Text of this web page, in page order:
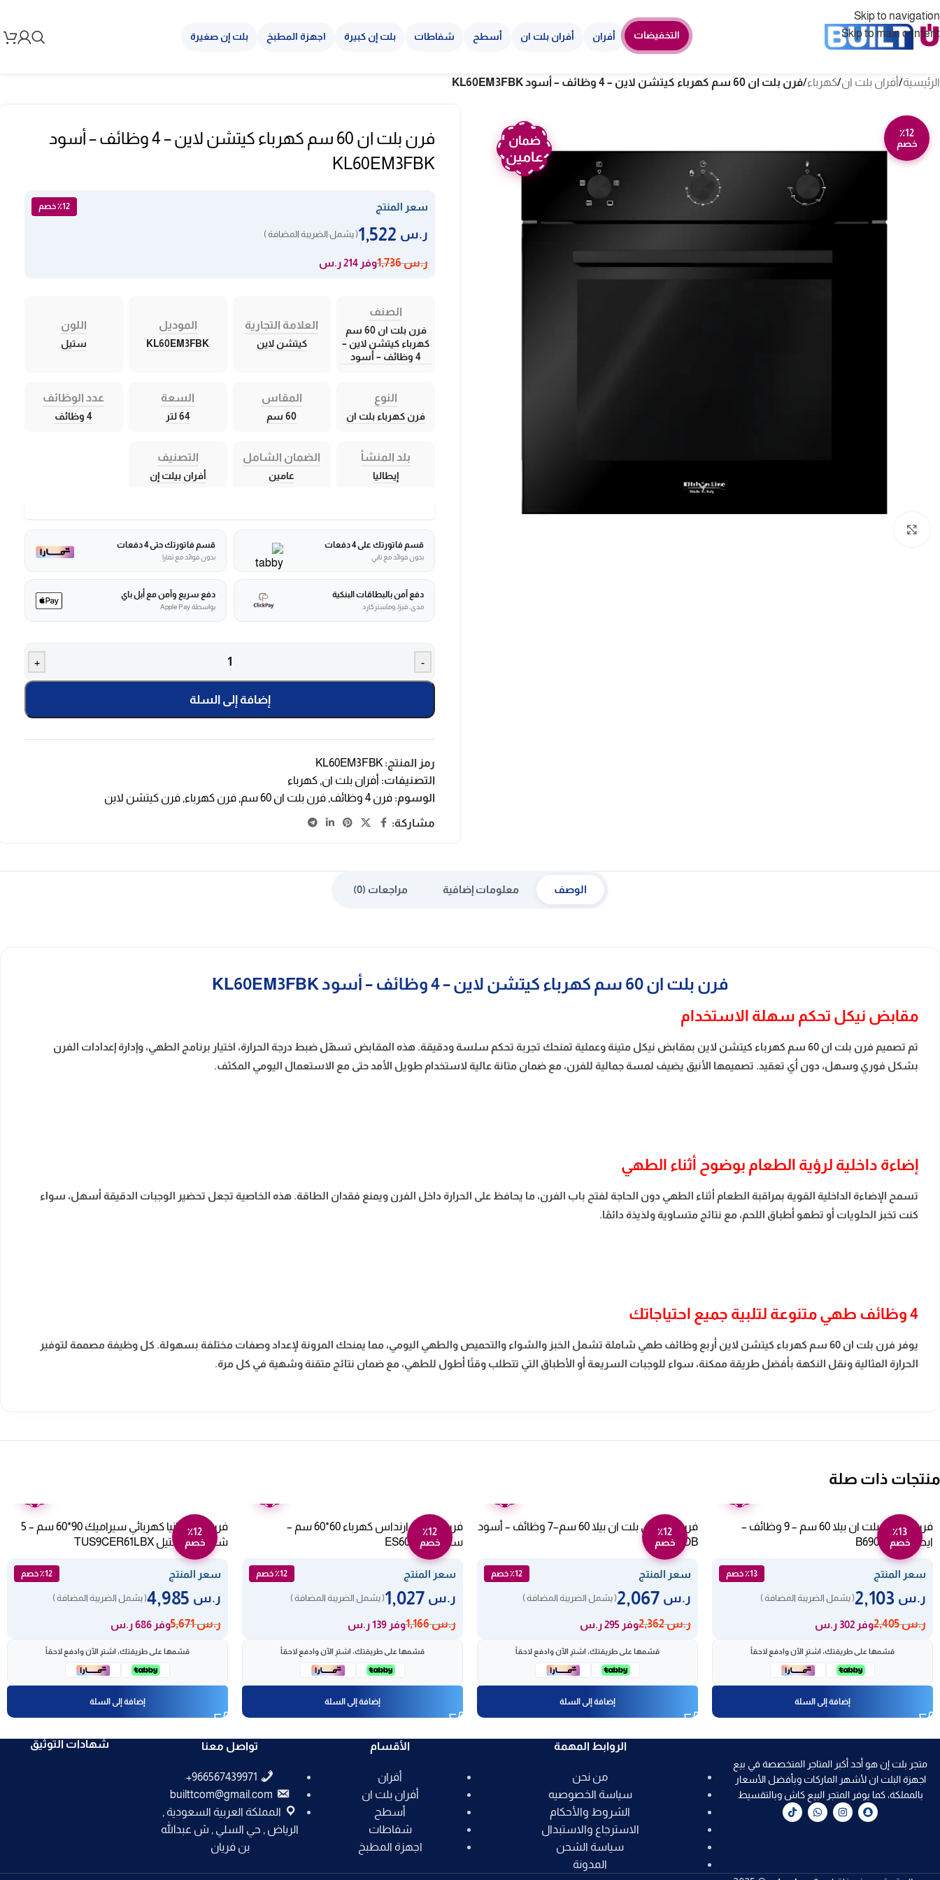
Skip to navigation
Skip to main content
التخفيضات أفران أفران بلت ان أسطح شفاطات بلت إن كبيرة اجهزة المطبخ بلت إن صغيرة
الرئيسية/أفران بلت ان/كهرباء/فرن بلت ان 60 سم كهرباء كيتشن لاين – 4 وظائف – أسود KL60EM3FBK
٪12
خصم
ضمان
عامين
فرن بلت ان 60 سم كهرباء كيتشن لاين – 4 وظائف – أسود
KL60EM3FBK
سعر المنتج ٪12 خصم
ر.س ( يشمل الضريبة المضافة )
ر.س1,736 وفر 214 ر.س
الصنف
فرن بلت ان 60 سم
كهرباء كيتشن لاين –
4 وظائف – أسود
العلامة التجارية
كيتشن لاين
الموديل
KL60EM3FBK
اللون
ستيل
النوع
فرن كهرباء بلت ان
المقاس
60 سم
السعة
64 لتر
عدد الوظائف
4 وظائف
بلد المنشأ
إيطاليا
الضمان الشامل
عامين
التصنيف
أفران بيلت إن
قسم فاتورتك على 4 دفعات
بدون فوائد مع تابي
قسم فاتورتك حتى 4 دفعات
بدون فوائد مع تمارا
دفع آمن بالبطاقات البنكية
مدى، فيزا، وماستركارد
دفع سريع وآمن مع أبل باي
بواسطة Apple Pay
-
+
إضافة إلى السلة
رمز المنتج: KL60EM3FBK
التصنيفات: أفران بلت ان, كهرباء
الوسوم: فرن 4 وظائف , فرن بلت ان 60 سم , فرن كهرباء, فرن كيتشن لاين
مشاركة:
الوصف معلومات إضافية مراجعات (0)
فرن بلت ان 60 سم كهرباء كيتشن لاين – 4 وظائف – أسود KL60EM3FBK
مقابض نيكل تحكم سهلة الاستخدام
تم تصميم فرن بلت ان 60 سم كهرباء كيتشن لاين بمقابض نيكل متينة وعملية تمنحك تجربة تحكم سلسة ودقيقة. هذه المقابض تسهّل ضبط درجة الحرارة، اختيار برنامج الطهي، وإدارة إعدادات الفرن
بشكل فوري وسهل، دون أي تعقيد. تصميمها الأنيق يضيف لمسة جمالية للفرن، مع ضمان متانة عالية لاستخدام طويل الأمد حتى مع الاستعمال اليومي المكثف.
إضاءة داخلية لرؤية الطعام بوضوح أثناء الطهي
تسمح الإضاءة الداخلية القوية بمراقبة الطعام أثناء الطهي دون الحاجة لفتح باب الفرن، ما يحافظ على الحرارة داخل الفرن ويمنع فقدان الطاقة. هذه الخاصية تجعل تحضير الوجبات الدقيقة أسهل، سواء
كنت تخبز الحلويات أو تطهو أطباق اللحم، مع نتائج متساوية ولذيذة دائمًا.
4 وظائف طهي متنوعة لتلبية جميع احتياجاتك
يوفر فرن بلت ان 60 سم كهرباء كيتشن لاين أربع وظائف طهي شاملة تشمل الخبز والشواء والتحميص والطهي اليومي، مما يمنحك المرونة لإعداد وصفات مختلفة بسهولة. كل وظيفة مصممة لتوفير
الحرارة المثالية ونقل النكهة بأفضل طريقة ممكنة، سواء للوجبات السريعة أو الأطباق التي تتطلب وقتًا أطول للطهي، مع ضمان نتائج متقنة وشهية في كل مرة.
منتجات ذات صلة
٪13
خصم
فرن كهرباء بلت ان بيلا 60 سم – 9 وظائف –
ايطالي B690EDS
سعر المنتج ٪13 خصم
ر.س ( يشمل الضريبة المضافة )
ر.س2,405 وفر 302 ر.س
قسّمها على طريقتك، اشترِ الآن وادفع لاحقاً
إضافة إلى السلة
٪12
خصم
فرن كهربائى بلت ان بيلا 60 سم–7 وظائف – أسود
B661EDB
سعر المنتج ٪12 خصم
ر.س ( يشمل الضريبة المضافة )
ر.س2,362 وفر 295 ر.س
قسّمها على طريقتك، اشترِ الآن وادفع لاحقاً
إضافة إلى السلة
٪12
خصم
فرن بلت ان ارنداس كهرباء 60*60 سم –
ستيلES6060BO
سعر المنتج ٪12 خصم
ر.س ( يشمل الضريبة المضافة )
ر.س1,166 وفر 139 ر.س
قسّمها على طريقتك، اشترِ الآن وادفع لاحقاً
إضافة إلى السلة
٪12
خصم
فرن لاجيرمانيا كهربائي سيراميك 90*60 سم – 5
شعلات – ستيل TUS9CER61LBX
سعر المنتج ٪12 خصم
ر.س ( يشمل الضريبة المضافة )
ر.س5,671 وفر 686 ر.س
قسّمها على طريقتك، اشترِ الآن وادفع لاحقاً
إضافة إلى السلة
متجر بلت إن هو أحد أكبر المتاجر المتخصصة في بيع
اجهزة البلت ان لأشهر الماركات وبأفضل الأسعار
بالمملكة، كما يوفر المتجر البيع كاش وبالتقسيط
الروابط المهمة
من نحن
سياسة الخصوصيه
الشروط والأحكام
الاسترجاع والاستبدال
سياسة الشحن
المدونة
الأقسام
أفران
أفران بلت ان
أسطح
شفاطات
اجهزة المطبخ
تواصل معنا
builttcom@gmail.com
المملكة العربية السعودية ,
الرياض , حي السلي , ش عبدالله
بن فريان
شهادات التوثيق